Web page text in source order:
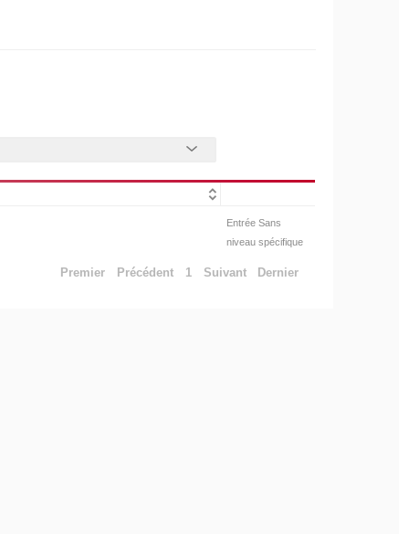
Entrée Sans
niveau spécifique
Premier Précédent 1 Suivant Dernier